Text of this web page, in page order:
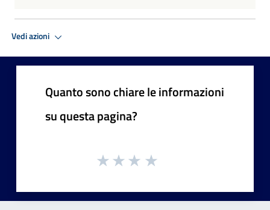
Vedi azioni
Quanto sono chiare le informazioni
su questa pagina?